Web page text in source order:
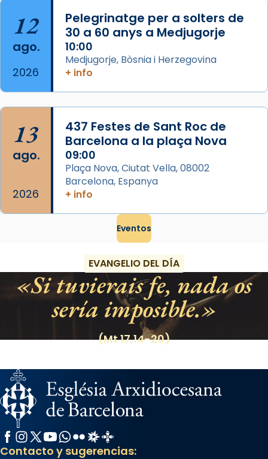
Foto
View on Facebook ·
12
ago.
2026
Pelegrinatge per a solters de
30 a 60 anys a Medjugorje
10:00
Medjugorje, Bòsnia i Herzegovina
+ info
13
ago.
2026
437 Festes de Sant Roc de
Barcelona a la plaça Nova
09:00
Plaça Nova, Ciutat Vella, 08002
Barcelona, Espanya
+ info
Eventos
EVANGELIO DEL DÍA
Si tuvierais fe, nada os
sería imposible.
(Mt 17,14-20)
Facebook
Instagram
X / Twitter
YouTube
WhatsApp
FlickrRadio Estel
Catalunya Cristiana
Contacto y sugerencias: